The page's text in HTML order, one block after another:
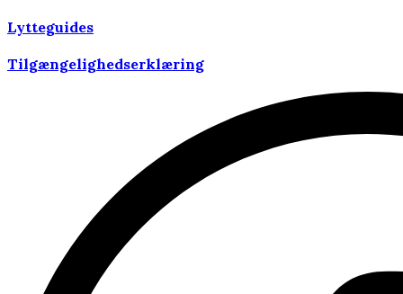
Lytteguides
Tilgængelighedserklæring